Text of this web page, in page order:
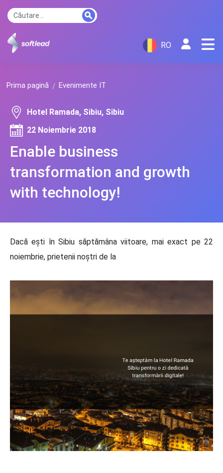
RO
Prima pagină Evenimente IT
Enable business
transformation and growth
with technology!
Hotel Ramada, Sibiu, Sibiu
22 Noiembrie 2018
Dacă ești în Sibiu săptămâna viitoare, mai exact pe 22
noiembrie, prietenii noștri de la